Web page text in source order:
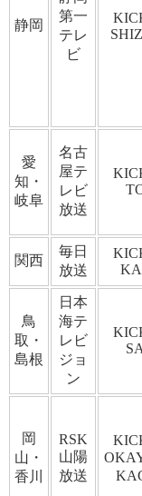
静岡
第一
テレ
ビ
愛
知・
岐阜
名古
屋テ
レビ
放送
関西
毎日
放送
鳥
取・
島根
日本
海テ
レビ
ジョ
ン
岡
山・
香川
RSK
山陽
放送